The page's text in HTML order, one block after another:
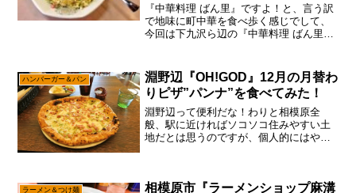
『中華料理 ばん里』ですよ！と、言う訳
で地味に町中華を食べ歩く感じでして、
今回は下九沢ら辺の『中華料理 ばん里』
かもですが、わりと工場とかがある地域
ですんで、仕事で通う...
ハンバーガー＆パン
淵野辺『OH!GOD』12月の月替わ
りピザ”パンナ”を食べてみた！
淵野辺って便利だな！わりと相模原全
般、駅に近ければソコソコ住みやすい土
地だとは思うのですが、個人的にはやは
居るので活気があり、ゆえに...
ラーメン＆つけ麺
相模原市『ラーメンショップ麻溝